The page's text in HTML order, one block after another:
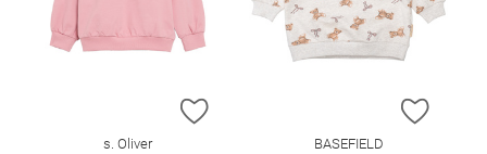
ZUR WUNSCHLISTE HINZUFÜGEN
s. Oliver
ZUR
BASEFIELD